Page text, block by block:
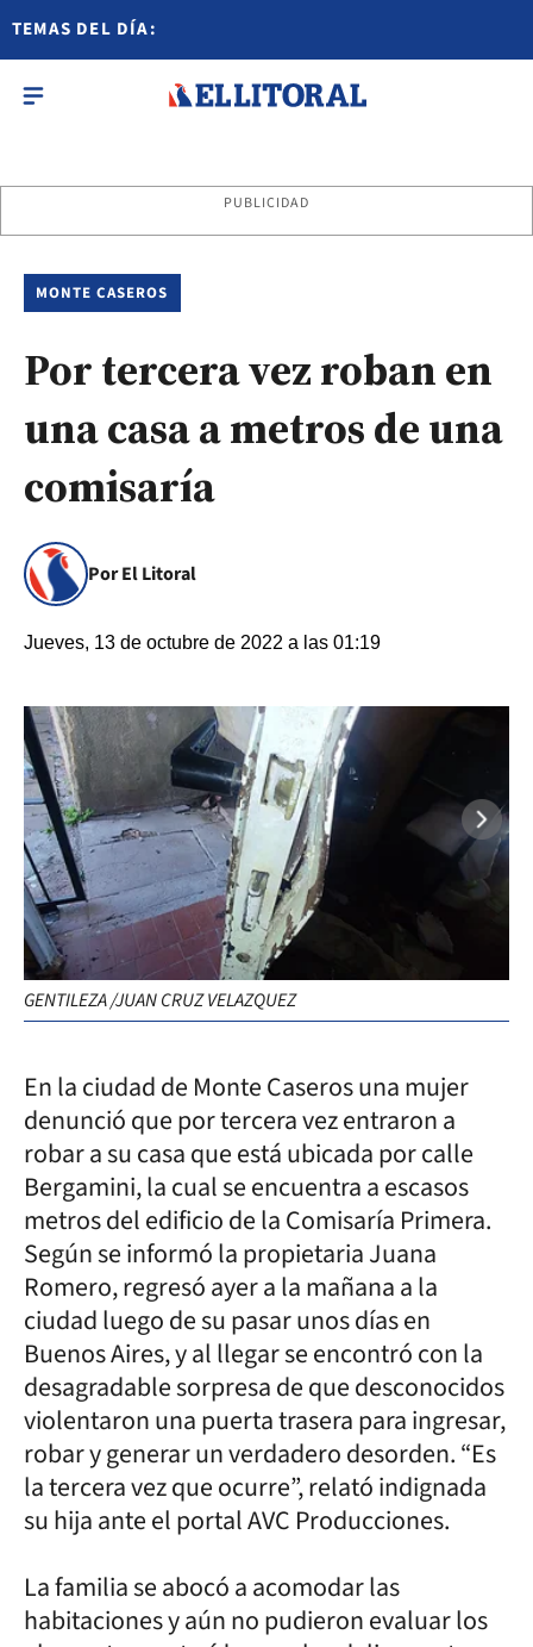
TEMAS DEL DÍA:
PUBLICIDAD
MONTE CASEROS
Por tercera vez roban en
una casa a metros de una
comisaría
Por El Litoral
Jueves, 13 de octubre de 2022 a las 01:19
GENTILEZA /JUAN CRUZ VELAZQUEZ
En la ciudad de Monte Caseros una mujer
denunció que por tercera vez entraron a
robar a su casa que está ubicada por calle
Bergamini, la cual se encuentra a escasos
metros del edificio de la Comisaría Primera.
Según se informó la propietaria Juana
Romero, regresó ayer a la mañana a la
ciudad luego de su pasar unos días en
Buenos Aires, y al llegar se encontró con la
desagradable sorpresa de que desconocidos
violentaron una puerta trasera para ingresar,
robar y generar un verdadero desorden. “Es
la tercera vez que ocurre”, relató indignada
su hija ante el portal AVC Producciones.
La familia se abocó a acomodar las
habitaciones y aún no pudieron evaluar los